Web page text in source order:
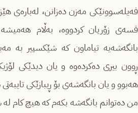
فەیلەسوونێکی مەزن دەزانن، لەبارەی
قسەی زۆریان کردووە، بەڵام
بانگەشەیە تیاماون کە شێکسپیر بە
ڕوون بیری دەکردەوە و یان دیدێکی
هەبوو و یان بانگەشەی بۆ ڕیبازێکی
من دەتوانم بانگەشە بکەم کە هیچ کام لە